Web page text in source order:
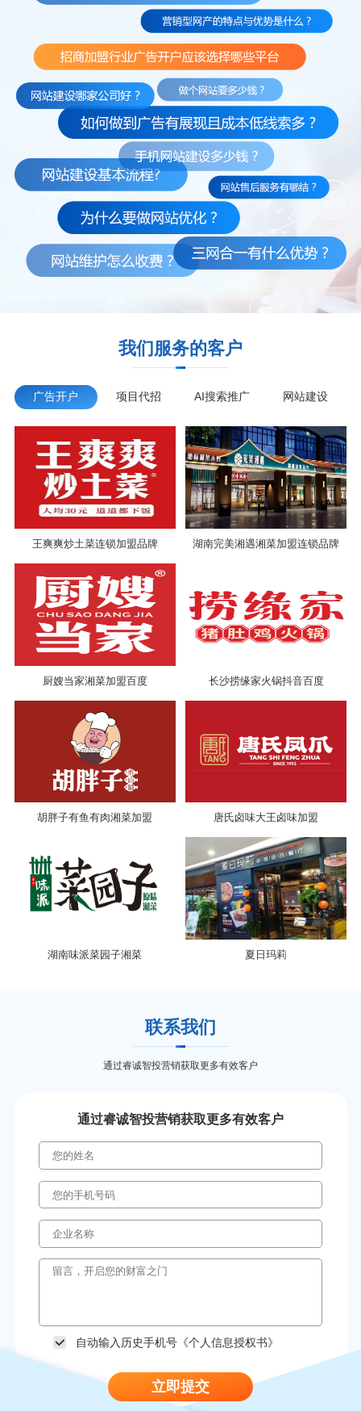
我们服务的客户
广告开户 项目代招 AI搜索推广 网站建设
王爽爽炒土菜连锁加盟品牌 湖南完美湘遇湘菜加盟连锁品牌
厨嫂当家湘菜加盟百度 长沙捞缘家火锅抖音百度
胡胖子有鱼有肉湘菜加盟 唐氏卤味大王卤味加盟
湖南味派菜园子湘菜 夏日玛莉
联系我们
通过睿诚智投营销获取更多有效客户
通过睿诚智投营销获取更多有效客户
自动输入历史手机号《个人信息授权书》
立即提交